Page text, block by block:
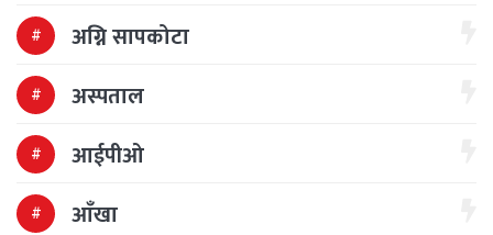
अग्नि सापकोटा
अस्पताल
आईपीओ
आँखा